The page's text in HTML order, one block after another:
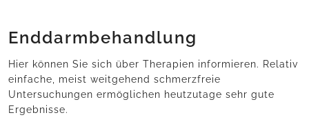
Enddarmbehandlung
Hier können Sie sich über Therapien informieren. Relativ
einfache, meist weitgehend schmerzfreie
Untersuchungen ermöglichen heutzutage sehr gute
Ergebnisse.